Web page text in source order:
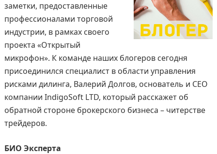
заметки, предоставленные
профессионалами торговой
индустрии, в рамках своего
проекта «Открытый
микрофон». К команде наших блогеров сегодня
присоединился специалист в области управления
рисками дилинга, Валерий Долгов, основатель и CEO
компании IndigoSoft LTD, который расскажет об
обратной стороне брокерского бизнеса – читерстве
трейдеров.
БИО Эксперта